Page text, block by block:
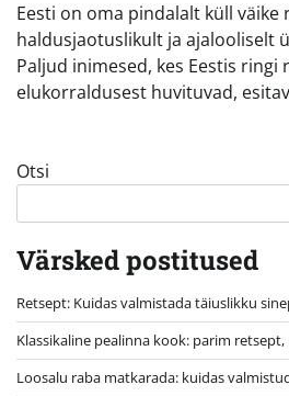
Eesti on oma pindalalt küll väike
haldusjaotuslikult ja ajalooliselt
Paljud inimesed, kes Eestis ringi
elukorraldusest huvituvad,
Otsi
Värsked postitused
Retsept: Kuidas valmistada täiuslikku
Klassikaline pealinna kook: parim retsept,
Loosalu raba matkarada: kuidas